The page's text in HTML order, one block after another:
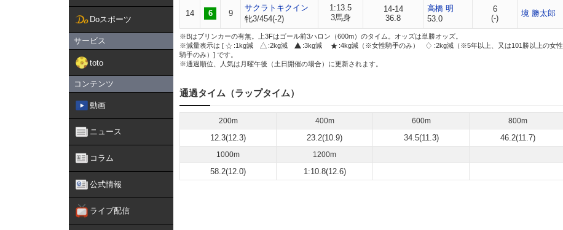
Doスポーツ
サービス
toto
コンテンツ
動画
ニュース
コラム
公式情報
ライブ配信
14 6 9
サクラトキクイン
牝3/454(-2)
1:13.5
3馬身
14-14
36.8
高橋 明
53.0
6
(-)
境 勝太郎
※Bはブリンカーの有無。上3Fはゴール前3ハロン（600m）のタイム。オッズは単勝オッズ。
※減量表示は [
:1kg減 :2kg減 :3kg減 :4kg減（※女性騎手のみ）
:2kg減（※5年以上、又は101勝以上の女性
騎手のみ）] です。
※通過順位、人気は月曜午後（土日開催の場合）に更新されます。
通過タイム（ラップタイム）
200m 400m 600m 800m
12.3(12.3) 23.2(10.9) 34.5(11.3) 46.2(11.7)
1000m 1200m
58.2(12.0) 1:10.8(12.6)